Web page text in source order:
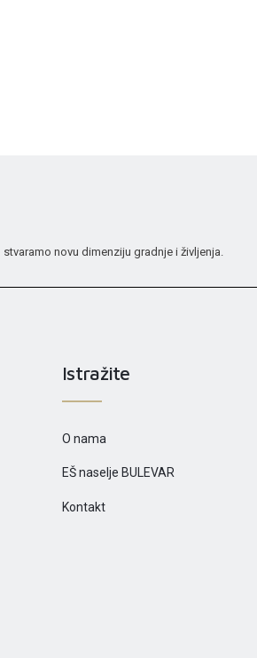
novu dimenziju gradnje i življenja.
Istražite
O nama
EŠ naselje BULEVAR
Kontakt